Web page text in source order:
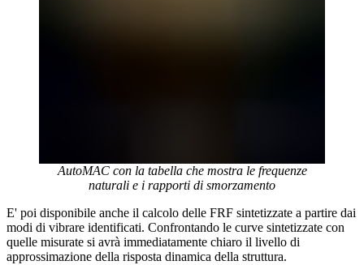
AutoMAC con la tabella che mostra le frequenze
naturali e i rapporti di smorzamento
E' poi disponibile anche il calcolo delle FRF sintetizzate a partire dai
modi di vibrare identificati. Confrontando le curve sintetizzate con
quelle misurate si avrà immediatamente chiaro il livello di
approssimazione della risposta dinamica della struttura.